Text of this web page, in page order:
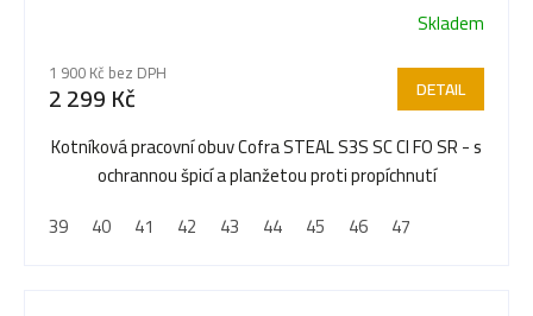
hodnocení
produktu
je
5,0
hvězdiček.
Skladem
1 900 Kč bez DPH
2 299 Kč DETAIL
Kotníková pracovní obuv Cofra STEAL S3S SC CI FO SR - s
ochrannou špicí a planžetou proti propíchnutí
39
40 41 42 43 44 45 46 47